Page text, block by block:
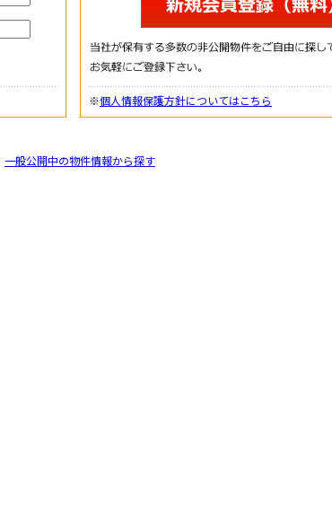
※個人情報保護方針についてはこちら
一般公開中の物件情報から探す